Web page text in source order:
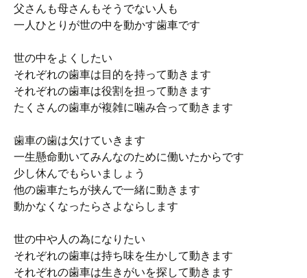
父さんも母さんもそうでない人も
一人ひとりが世の中を動かす歯車です
世の中をよくしたい
それぞれの歯車は目的を持って動きます
それぞれの歯車は役割を担って動きます
たくさんの歯車が複雑に噛み合って動きます
歯車の歯は欠けていきます
一生懸命動いてみんなのために働いたからです
少し休んでもらいましょう
他の歯車たちが挟んで一緒に動きます
動かなくなったらさよならします
世の中や人の為になりたい
それぞれの歯車は持ち味を生かして動きます
それぞれの歯車は生きがいを探して動きます